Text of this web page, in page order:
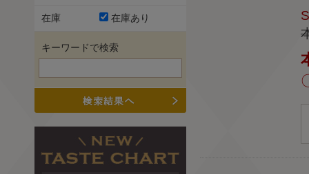
在庫 在庫あり
キーワードで検索